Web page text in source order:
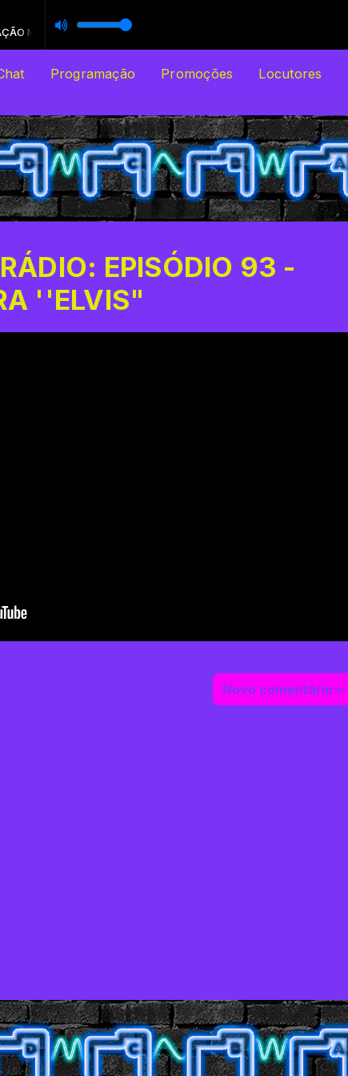
com RÁDIO UNISO
com PE. EDMILSON MORAES
Programação Promoções Locutores
EPISÓDIO 93 -
''ELVIS"
Novo comentário